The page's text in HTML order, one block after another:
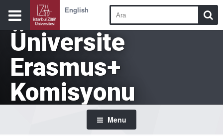
English
Üniversite
Erasmus+
Komisyonu
Menu